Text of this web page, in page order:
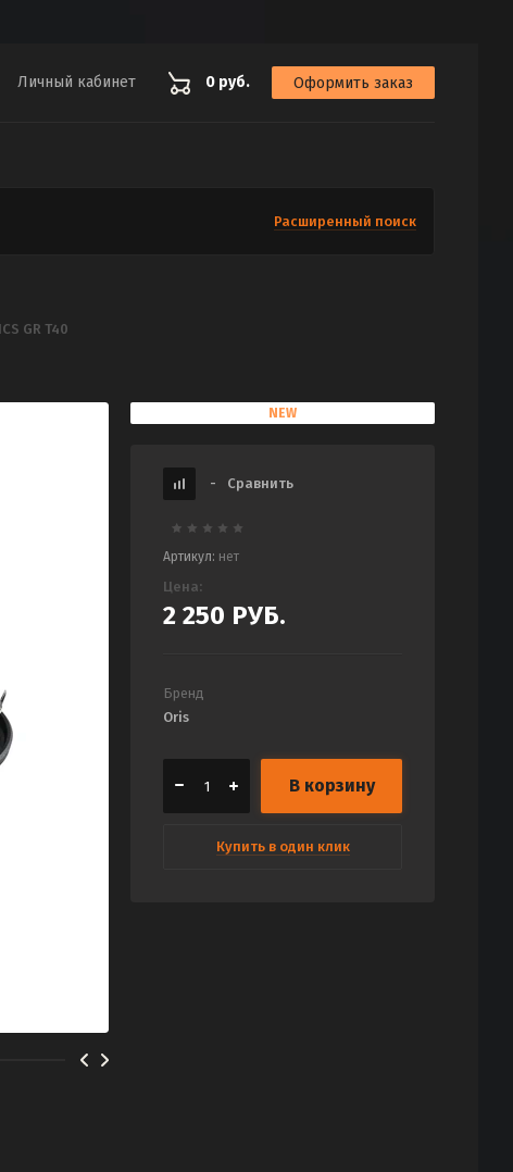
Личный кабинет 0 руб. Оформить заказ
Расширенный поиск
GR T40
NEW
- Сравнить
Артикул: нет
Цена:
2 250 РУБ.
Бренд
Oris
В корзину
Купить в один клик